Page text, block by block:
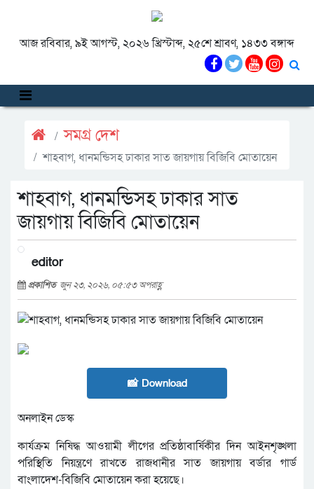
আজ রবিবার, ৯ই আগস্ট, ২০২৬ খ্রিস্টাব্দ, ২৫শে শ্রাবণ, ১৪৩৩ বঙ্গাব্দ
সমগ্র দেশ
শাহবাগ, ধানমন্ডিসহ ঢাকার সাত জায়গায় বিজিবি মোতায়েন
শাহবাগ, ধানমন্ডিসহ ঢাকার সাত
জায়গায় বিজিবি মোতায়েন
editor
প্রকাশিত জুন ২৩, ২০২৬, ০৫:৫৩ অপরাহ্ণ
📸 Download
অনলাইন ডেস্ক
কার্যক্রম নিষিদ্ধ আওয়ামী লীগের প্রতিষ্ঠাবার্ষিকীর দিন আইনশৃঙ্খলা
পরিস্থিতি নিয়ন্ত্রণে রাখতে রাজধানীর সাত জায়গায় বর্ডার গার্ড
বাংলাদেশ-বিজিবি মোতায়েন করা হয়েছে।